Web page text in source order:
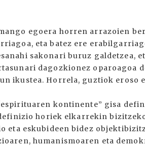
egoera horren arrazoien
eta batez ere
sakonari buruz galdetzea,
dagozkionez oparoagoa
ikustea. Horrela, guztiok eroso
kontinente” gisa
horiek elkarrekin
eta eskubideen bidez
humanismoaren eta